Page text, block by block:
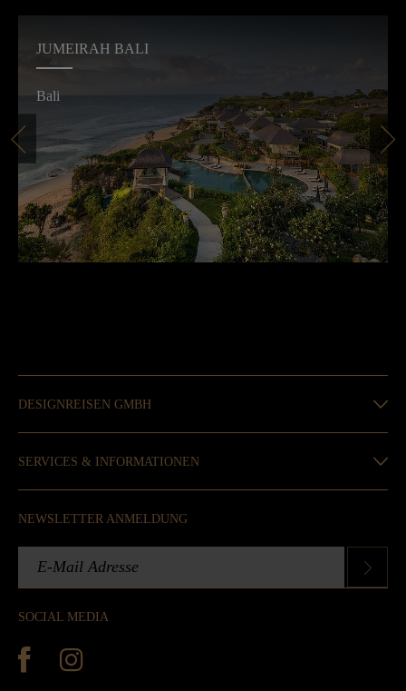
JUMEIRAH BALI
Bali
DESIGNREISEN GMBH
SERVICES & INFORMATIONEN
SOCIAL MEDIA
NEWSLETTER ANMELDUNG